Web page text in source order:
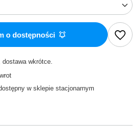
o dostępności
dostawa wkrótce
w sklepie stacjonarnym